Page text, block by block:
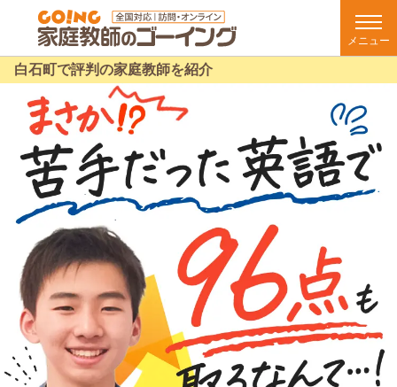
メニュー
白石町で評判の家庭教師を紹介